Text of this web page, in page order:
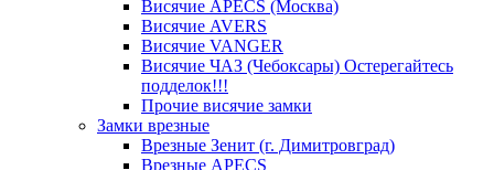
Висячие APECS (Москва)
Висячие AVERS
Висячие VANGER
Висячие ЧАЗ (Чебоксары) Остерегайтесь
подделок!!!
Прочие висячие замки
Замки врезные
Врезные Зенит (г. Димитровград)
Врезные APECS